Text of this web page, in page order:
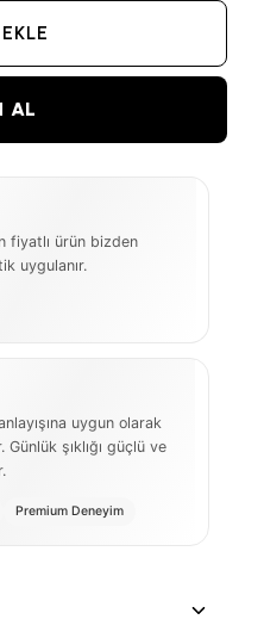
AL
fiyatlı ürün bizden
uygulanır.
uygun olarak
şıklığı güçlü ve
Premium Deneyim